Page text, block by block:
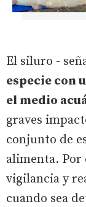
El siluro -
especie con
el medio
graves
conjunto de
alimenta. Por
vigilancia y
cuando sea